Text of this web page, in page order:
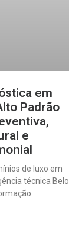
em
Padrão
e
de luxo em
técnica Belo